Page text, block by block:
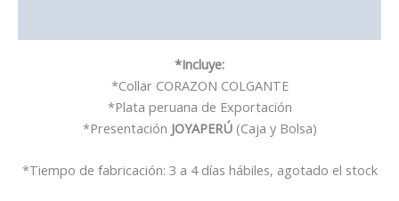
*Incluye:
*Collar CORAZON COLGANTE
*Plata peruana de Exportación
*Presentación JOYAPERÚ(Caja y Bolsa)
*Tiempo de fabricación: 3 a 4 días hábiles, agotado el stock